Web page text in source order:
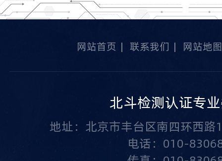
网站首页 | 联系我们 | 网站地图
北斗检测认证专
地址：北京市丰台区南四环西
电话：010-